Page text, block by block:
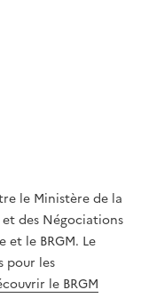
le Ministère de la
des Négociations
le BRGM. Le
pour les
le BRGM